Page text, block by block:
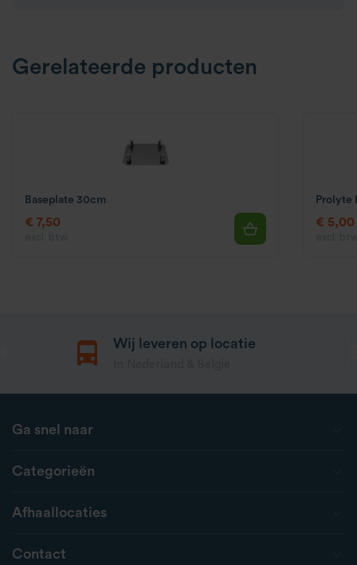
Gerelateerde producten
Baseplate 30cm
€ 7,50
Prolyte
€ 5,00
Wij leveren op locatie
Ga snel naar
Categorieën
Afhaallocaties
Contact